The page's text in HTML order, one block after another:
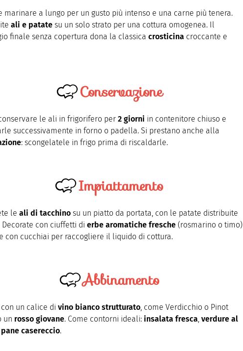
marinare a lungo per un gusto più intenso e una carne più tenera.
ali e patate su un solo strato per una cottura omogenea. Il
finale senza copertura dona la classica crosticina croccante e
Conservazione
le ali in frigorifero per 2 giorni in contenitore chiuso e
successivamente in forno o padella. Si prestano anche alla
: scongelatele in frigo prima di riscaldarle.
Impiattamento
le ali di tacchino su un piatto da portata, con le patate distribuite
Decorate con ciuffetti di erbe aromatiche fresche (rosmarino o timo)
con cucchiai per raccogliere il liquido di cottura.
Abbinamento
un calice di vino bianco strutturato , come Verdicchio o Pinot
un rosso giovane. Come contorni ideali: insalata fresca verdure al
pane casereccio.